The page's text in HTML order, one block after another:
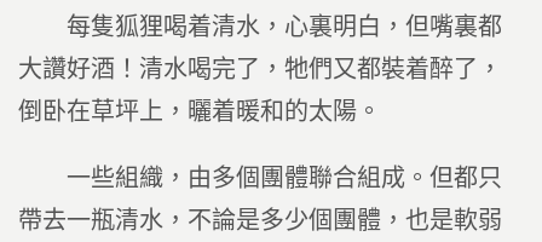
每隻狐狸喝着清水，心裏明白，但嘴裏都
大讚好酒！清水喝完了，牠們又都裝着醉了，
倒卧在草坪上，曬着暖和的太陽。
一些組織，由多個團體聯合組成。但都只
帶去一瓶清水，不論是多少個團體，也是軟弱